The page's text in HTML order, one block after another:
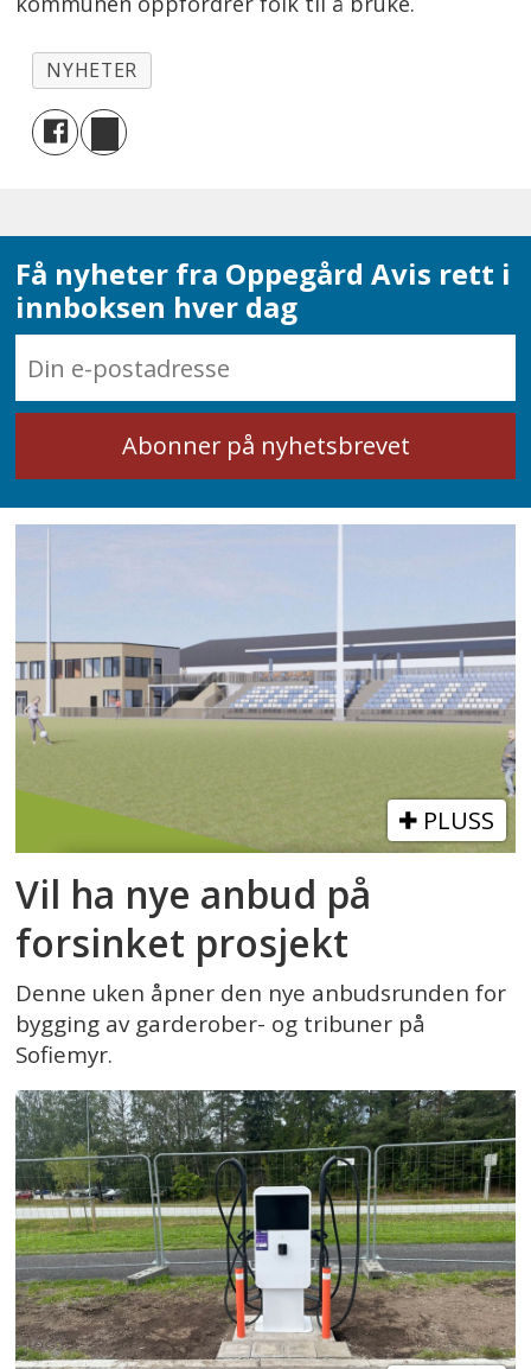
NYHETER
Få nyheter fra Oppegård Avis rett i
innboksen hver dag
PLUSS
Vil ha nye anbud på
forsinket prosjekt
Denne uken åpner den nye anbudsrunden for
bygging av garderober- og tribuner på
Sofiemyr.